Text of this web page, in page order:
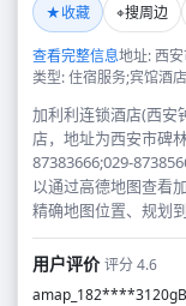
★收藏 ⌖搜周边
查看完整信息地址: 西
类型: 住宿服务;宾馆酒
加利利连锁酒店(西安
店，地址为西安市碑
87383666;029-
以通过高德地图查看
精确地图位置、规划
用户评价评分 4.6